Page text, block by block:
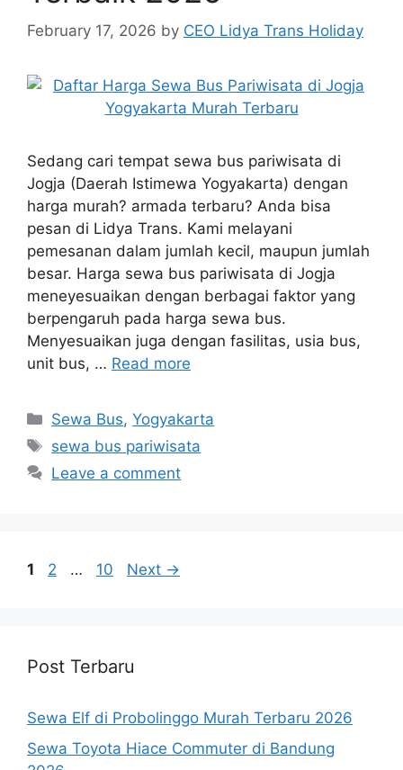
February 17, 2026 by CEO Lidya Trans Holiday
Sedang cari tempat sewa bus pariwisata di
Jogja (Daerah Istimewa Yogyakarta) dengan
harga murah? armada terbaru? Anda bisa
pesan di Lidya Trans. Kami melayani
pemesanan dalam jumlah kecil, maupun jumlah
besar. Harga sewa bus pariwisata di Jogja
meneyesuaikan dengan berbagai faktor yang
berpengaruh pada harga sewa bus.
Menyesuaikan juga dengan fasilitas, usia bus,
unit bus, … Read more
Categories
Sewa Bus,Yogyakarta
Tags
sewa bus pariwisata
Leave a comment
Page
1 Page
2 … Page
10 Next →
Post Terbaru
Sewa Elf di Probolinggo Murah Terbaru 2026
Sewa Toyota Hiace Commuter di Bandung